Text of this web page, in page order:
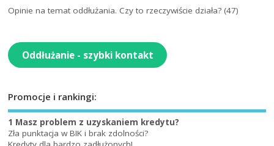
Opinie na temat oddłużania. Czy to rzeczywiście działa? (47)
Oddłużanie - szybki kontakt
Promocje i rankingi:
1 Masz problem z uzyskaniem kredytu?
Zła punktacja w BIK i brak zdolności?